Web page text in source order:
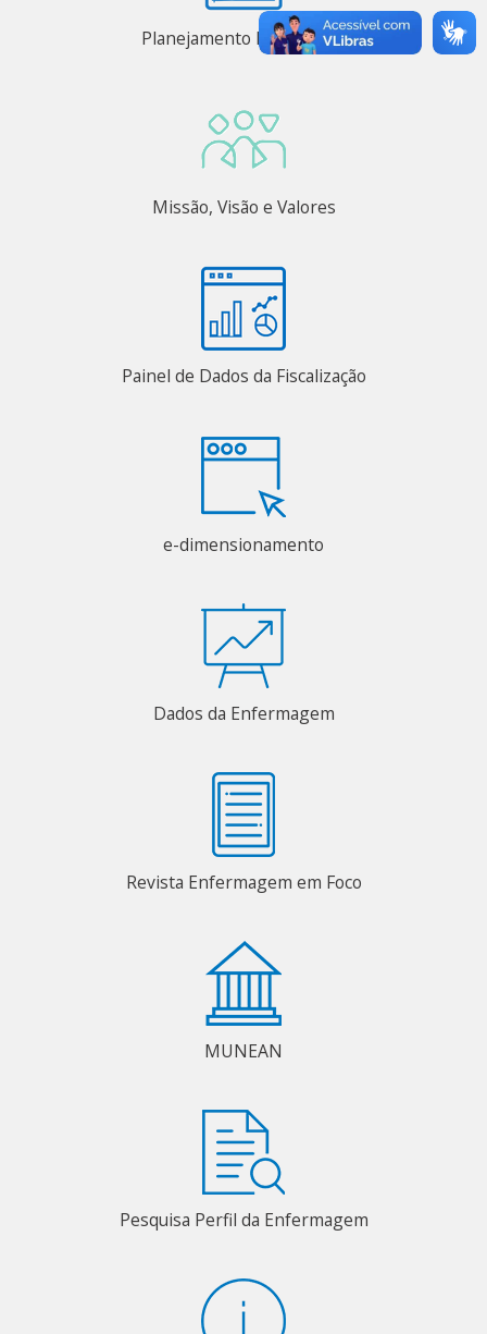
Planejamento Estratégico
Missão, Visão e Valores
Painel de Dados da Fiscalização
e-dimensionamento
Dados da Enfermagem
Revista Enfermagem em Foco
MUNEAN
Pesquisa Perfil da Enfermagem